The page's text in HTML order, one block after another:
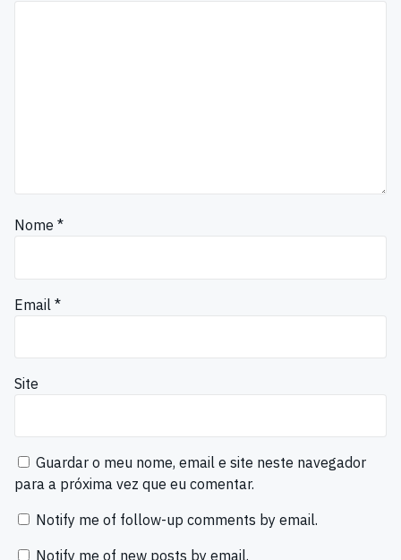
Nome *
Email *
Site
Guardar o meu nome, email e site neste navegador
para a próxima vez que eu comentar.
Notify me of follow-up comments by email.
Notify me of new posts by email.